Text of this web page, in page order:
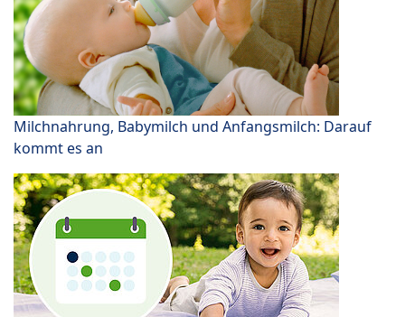
Milchnahrung, Babymilch und Anfangsmilch: Darauf
kommt es an